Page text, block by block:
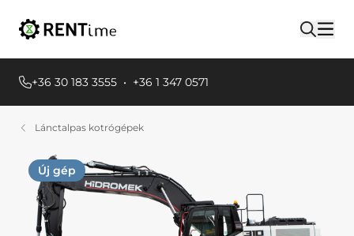
+36 30 183 3555 • +36 1 347 0571
Lánctalpas kotrógépek
Új gép